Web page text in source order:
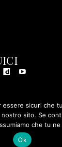
Rete Srl - Tutti i
08570971005
essere sicuri che
sito. Se
che tu ne
Ok